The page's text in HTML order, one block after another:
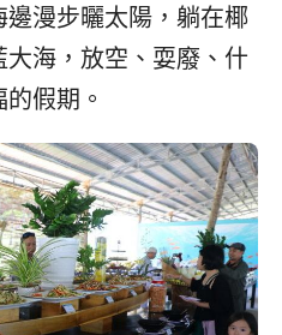
漫步曬太陽，躺在椰
海，放空、耍廢、什
假期。